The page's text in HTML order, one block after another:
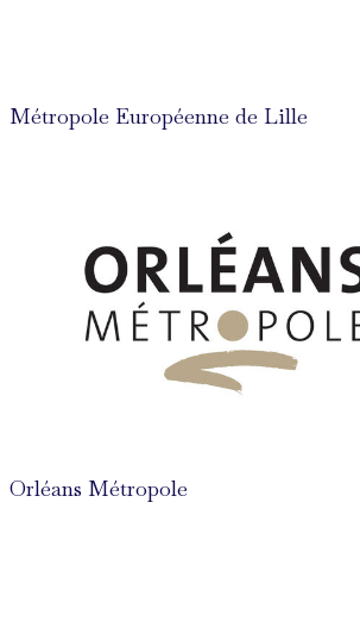
Métropole Européenne de Lille
Orléans Métropole